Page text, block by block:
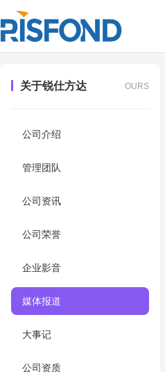
关于锐仕方达 OURS
公司介绍
管理团队
公司资讯
公司荣誉
企业影音
媒体报道
大事记
公司资质